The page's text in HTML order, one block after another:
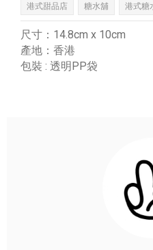
港式甜品店
糖水舖 港式糖
尺寸：14.8cm x 10cm
產地：香港
包裝 : 透明PP袋